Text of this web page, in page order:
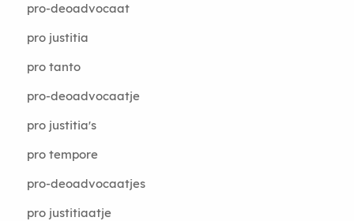
pro-deoadvocaat
pro justitia
pro tanto
pro-deoadvocaatje
pro justitia's
pro tempore
pro-deoadvocaatjes
pro justitiaatje